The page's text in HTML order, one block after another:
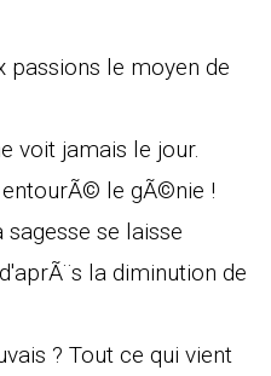
passions le moyen de
voit jamais le jour.
le gÃ©nie !
se laisse
la diminution de
? Tout ce qui vient